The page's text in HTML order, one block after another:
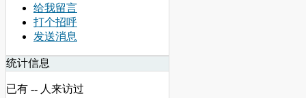
给我留言
打个招呼
发送消息
统计信息
已有 -- 人来访过